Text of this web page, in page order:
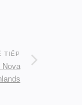
TIẾP
Nova